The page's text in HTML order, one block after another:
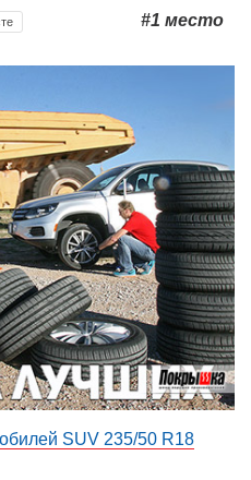
#1 место
SUV 235/50 R18